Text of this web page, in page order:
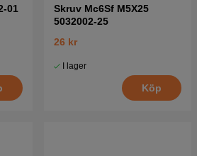
01
Skruv Mc6Sf M5X25
5032002-25
26 kr
I lager
Köp